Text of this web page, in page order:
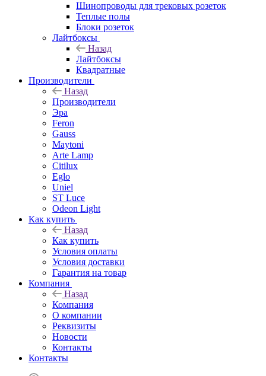
Шинопроводы для трековых розеток
Теплые полы
Блоки розеток
Лайтбоксы
Назад
Лайтбоксы
Квадратные
Производители
Назад
Производители
Эра
Feron
Gauss
Maytoni
Arte Lamp
Citilux
Eglo
Uniel
ST Luce
Odeon Light
Как купить
Назад
Как купить
Условия оплаты
Условия доставки
Гарантия на товар
Компания
Назад
Компания
О компании
Реквизиты
Новости
Контакты
Контакты